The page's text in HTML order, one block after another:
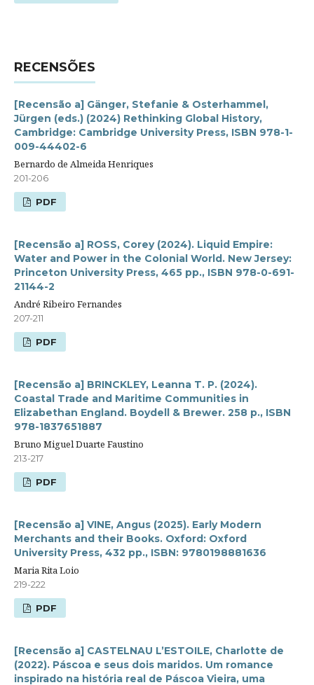
RECENSÕES
[Recensão a] Gänger, Stefanie & Osterhammel,
Jürgen (eds.) (2024) Rethinking Global History,
Cambridge: Cambridge University Press, ISBN 978-1-
009-44402-6
Bernardo de Almeida Henriques
201-206
PDF
[Recensão a] ROSS, Corey (2024). Liquid Empire:
Water and Power in the Colonial World. New Jersey:
Princeton University Press, 465 pp., ISBN 978-0-691-
21144-2
André Ribeiro Fernandes
207-211
PDF
[Recensão a] BRINCKLEY, Leanna T. P. (2024).
Coastal Trade and Maritime Communities in
Elizabethan England. Boydell & Brewer. 258 p., ISBN
978-1837651887
Bruno Miguel Duarte Faustino
213-217
PDF
[Recensão a] VINE, Angus (2025). Early Modern
Merchants and their Books. Oxford: Oxford
University Press, 432 pp., ISBN: 9780198881636
Maria Rita Loio
219-222
PDF
[Recensão a] CASTELNAU L’ESTOILE, Charlotte de
(2022). Páscoa e seus dois maridos. Um romance
inspirado na história real de Páscoa Vieira, uma